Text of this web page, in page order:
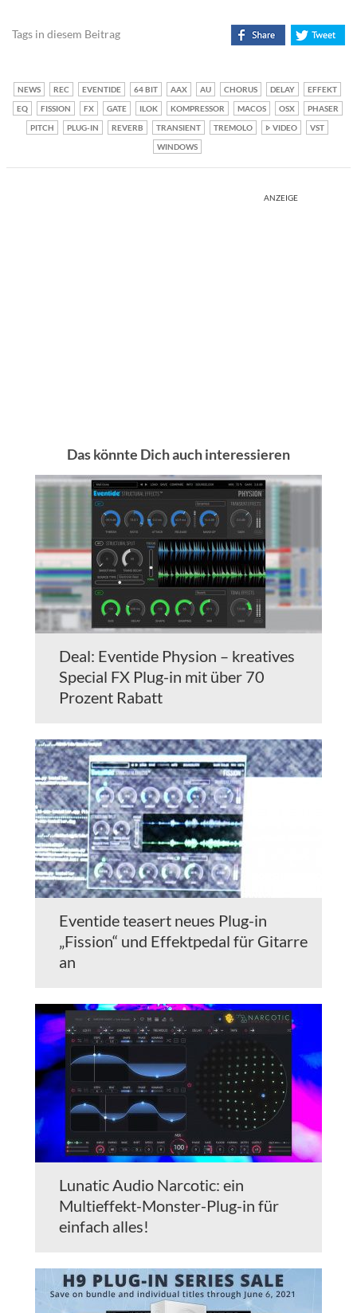
Tags in diesem Beitrag
NEWS REC EVENTIDE 64 BIT AAX AU CHORUS DELAY
EFFEKT
EQ
FISSION FX GATE ILOK KOMPRESSOR MACOS OSX
PHASER
PITCH
PLUG-IN REVERB TRANSIENT TREMOLO VIDEO
VST
WINDOWS
ANZEIGE
Das könnte Dich auch interessieren
Deal: Eventide Physion – kreatives
Special FX Plug-in mit über 70
Prozent Rabatt
Eventide teasert neues Plug-in
„Fission“ und Effektpedal für Gitarre
an
Lunatic Audio Narcotic: ein
Multieffekt-Monster-Plug-in für
einfach alles!